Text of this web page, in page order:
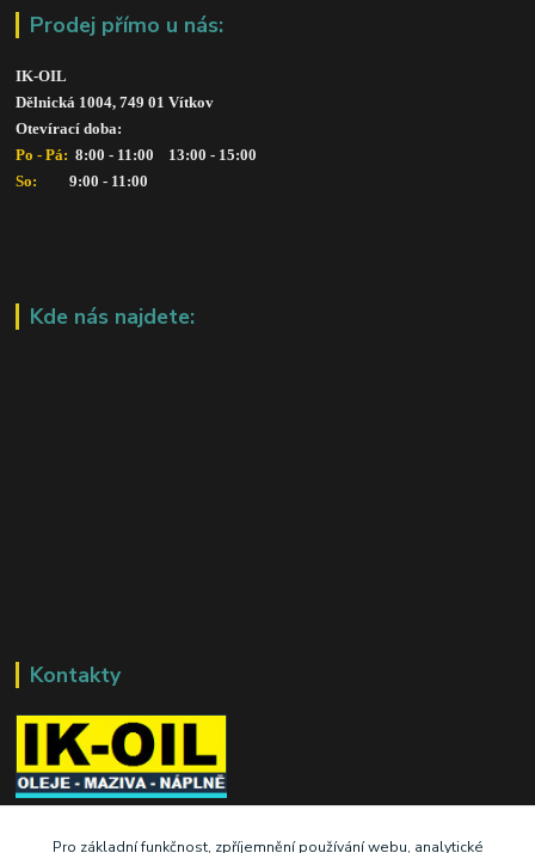
Prodej přímo u nás:
IK-OIL
Dělnická 1004, 749 01 Vítkov
Otevírací doba:
Po - Pá: 8:00 - 11:00    13:00 - 15:00
So:
      9:00 - 11:00
Kde nás najdete:
Kontakty
+420 603 345 409
Pro základní funkčnost, zpříjemnění používání webu, analytické